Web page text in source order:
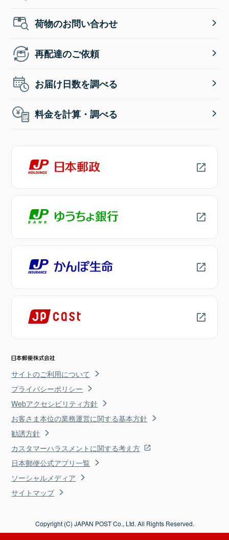
荷物のお問い合わせ
再配達のご依頼
お届け日数を調べる
料金を計算・調べる
サイトのご利用について
プライバシーポリシー
Webアクセシビリティ方針
お客さま本位の業務運営に関する基本方針
勧誘方針
カスタマーハラスメントに関する考え方
日本郵便公式アプリ一覧
ソーシャルメディア
サイトマップ
Copyright (C) JAPAN POST Co., Ltd. All Rights Reserved.